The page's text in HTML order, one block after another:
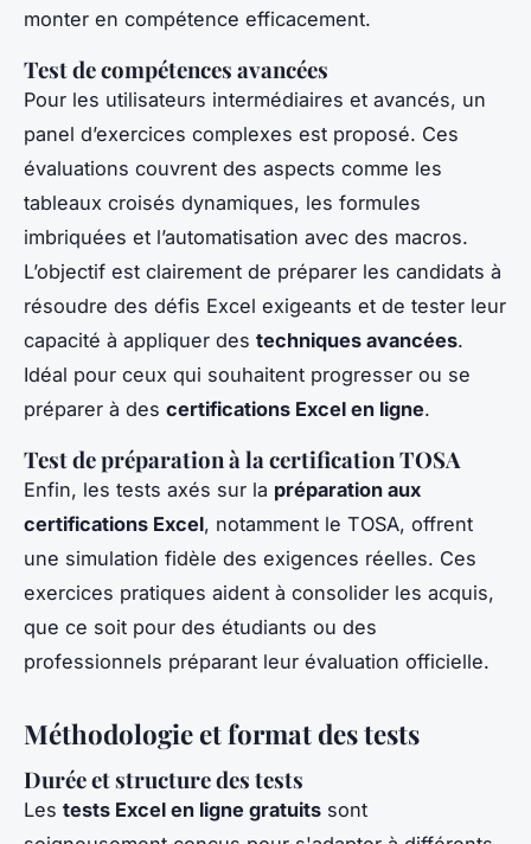
monter en compétence efficacement.
Test de compétences avancées
Pour les utilisateurs intermédiaires et avancés, un
panel d’exercices complexes est proposé. Ces
évaluations couvrent des aspects comme les
tableaux croisés dynamiques, les formules
imbriquées et l’automatisation avec des macros.
L’objectif est clairement de préparer les candidats à
résoudre des défis Excel exigeants et de tester leur
capacité à appliquer des techniques avancées.
Idéal pour ceux qui souhaitent progresser ou se
préparer à des certifications Excel en ligne.
Test de préparation à la certification TOSA
Enfin, les tests axés sur la préparation aux
certifications Excel, notamment le TOSA, offrent
une simulation fidèle des exigences réelles. Ces
exercices pratiques aident à consolider les acquis,
que ce soit pour des étudiants ou des
professionnels préparant leur évaluation officielle.
Méthodologie et format des tests
Durée et structure des tests
Les tests Excel en ligne gratuits sont